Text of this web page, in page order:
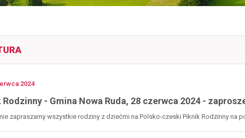
2024
Rodzinny - Gmina Nowa Ruda, 28 czerwca 2024 -
zapraszamy wszystkie rodziny z dziećmi na Polsko-czeski Piknik Rodzinny na